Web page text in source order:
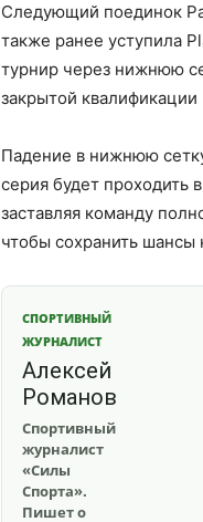
Следующий поединок
также ранее уступила
турнир через нижнюю
закрытой квалификации
Падение в нижнюю
серия будет проходить
заставляя команду
чтобы сохранить шансы
СПОРТИВНЫЙ
ЖУРНАЛИСТ
Алексей
Романов
Спортивный
журналист
«Силы
Спорта».
Пишет о